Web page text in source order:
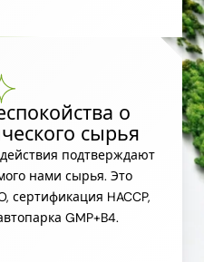
о
сырья
подтверждают
нами сырья. Это
сертификация HACCP,
GMP+B4.